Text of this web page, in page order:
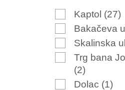
Kaptol (27)
Bakačeva
Skalinska
Trg bana
(2)
Dolac (1)